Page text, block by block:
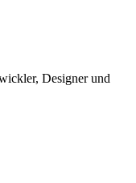
Designer und